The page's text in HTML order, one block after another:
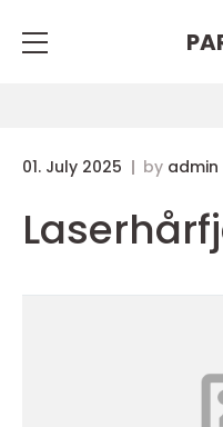
01. July 2025 by admin